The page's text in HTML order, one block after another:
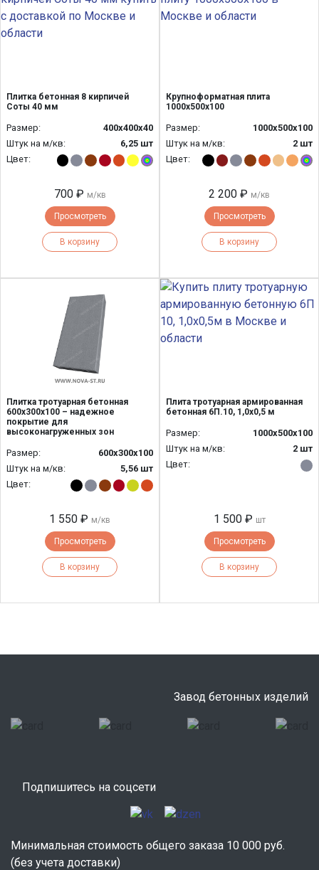
Плитка бетонная 8 кирпичей
Соты 40 мм
Размер:
400х400х40
Штук на м/кв:
6,25 шт
Цвет:
700 ₽ м/кв
Просмотреть
В корзину
Крупноформатная плита
1000х500х100
Размер:
1000х500х100
Штук на м/кв:
2 шт
Цвет:
2 200 ₽ м/кв
Просмотреть
В корзину
Плитка тротуарная бетонная
600х300х100 – надежное
покрытие для
высоконагруженных зон
Размер:
600х300х100
Штук на м/кв:
5,56 шт
Цвет:
1 550 ₽ м/кв
Просмотреть
В корзину
Плита тротуарная армированная
бетонная 6П.10, 1,0х0,5 м
Размер:
1000х500х100
Штук на м/кв:
2 шт
Цвет:
1 500 ₽ шт
Просмотреть
В корзину
Завод бетонных изделий
Подпишитесь на соцсети
Минимальная стоимость общего заказа 10 000 руб.
(без учета доставки)